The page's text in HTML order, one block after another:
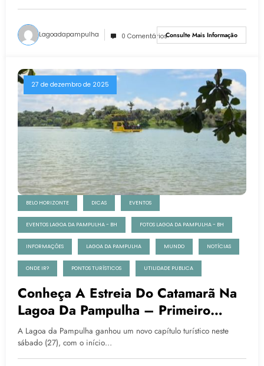
Lagoadapampulha 0 ComentáriosConsulte Mais Informação
27 de dezembro de 2025
BELO HORIZONTE DICAS EVENTOS
EVENTOS LAGOA DA PAMPULHA - BH FOTOS LAGOA DA PAMPULHA - BH
INFORMAÇÕES LAGOA DA PAMPULHA MUNDO NOTÍCIAS
ONDE IR? PONTOS TURÍSTICOS UTILIDADE PUBLICA
Conheça A Estreia Do Catamarã Na
Lagoa Da Pampulha – Primeiro
Passeio
A Lagoa da Pampulha ganhou um novo capítulo turístico neste
sábado (27), com o início…